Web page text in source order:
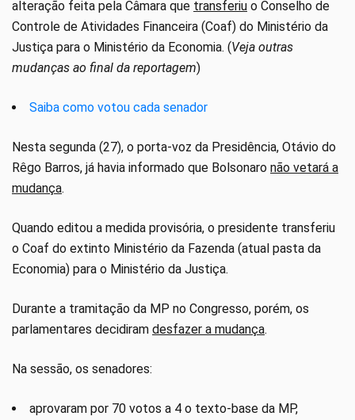
alteração feita pela Câmara que transferiu o Conselho de
Controle de Atividades Financeira (Coaf) do Ministério da
Justiça para o Ministério da Economia. (Veja outras
mudanças ao final da reportagem)
Saiba como votou cada senador
Nesta segunda (27), o porta-voz da Presidência, Otávio do
Rêgo Barros, já havia informado que Bolsonaro não vetará a
mudança.
Quando editou a medida provisória, o presidente transferiu
o Coaf do extinto Ministério da Fazenda (atual pasta da
Economia) para o Ministério da Justiça.
Durante a tramitação da MP no Congresso, porém, os
parlamentares decidiram desfazer a mudança.
Na sessão, os senadores:
aprovaram por 70 votos a 4 o texto-base da MP,